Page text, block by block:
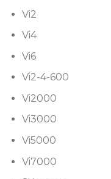
Vi2
Vi4
Vi6
Vi2-4-600
Vi2000
Vi3000
Vi5000
Vi7000